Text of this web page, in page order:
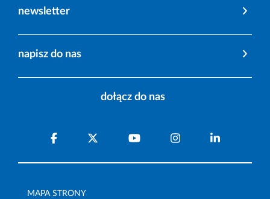
newsletter
napisz do nas
dołącz do nas
MAPA STRONY